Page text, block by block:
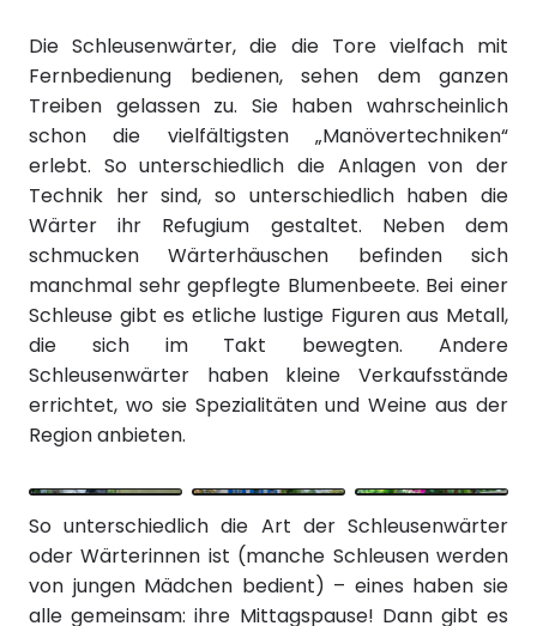
Die Schleusenwärter, die die Tore vielfach mit
Fernbedienung bedienen, sehen dem ganzen
Treiben gelassen zu. Sie haben wahrscheinlich
schon die vielfältigsten „Manövertechniken“
erlebt. So unterschiedlich die Anlagen von der
Technik her sind, so unterschiedlich haben die
Wärter ihr Refugium gestaltet. Neben dem
schmucken Wärterhäuschen befinden sich
manchmal sehr gepflegte Blumenbeete. Bei einer
Schleuse gibt es etliche lustige Figuren aus Metall,
die sich im Takt bewegten. Andere
Schleusenwärter haben kleine Verkaufsstände
errichtet, wo sie Spezialitäten und Weine aus der
Region anbieten.
So unterschiedlich die Art der Schleusenwärter
oder Wärterinnen ist (manche Schleusen werden
von jungen Mädchen bedient) – eines haben sie
alle gemeinsam: ihre Mittagspause! Dann gibt es